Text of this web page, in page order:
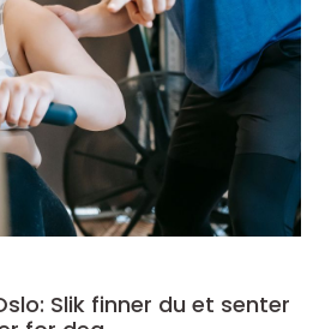
Slik finner du et senter